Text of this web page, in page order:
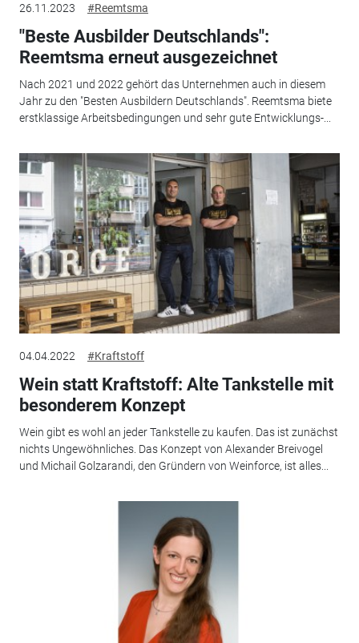
26.11.2023 #Reemtsma
"Beste Ausbilder Deutschlands":
Reemtsma erneut ausgezeichnet
Nach 2021 und 2022 gehört das Unternehmen auch in diesem
Jahr zu den "Besten Ausbildern Deutschlands". Reemtsma biete
erstklassige Arbeitsbedingungen und sehr gute Entwicklungs-...
04.04.2022 #Kraftstoff
Wein statt Kraftstoff: Alte Tankstelle mit
besonderem Konzept
Wein gibt es wohl an jeder Tankstelle zu kaufen. Das ist zunächst
nichts Ungewöhnliches. Das Konzept von Alexander Breivogel
und Michail Golzarandi, den Gründern von Weinforce, ist alles...